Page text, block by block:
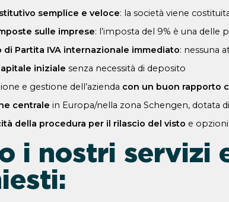
semplice e veloce: la società viene
sulle imprese: l’imposta del 9% è una delle
di Partita IVA internazionale immediato: nessuna
inizialesenza necessità di deposito
e gestione dell’azienda con un buon rapporto
centralein Europa/nella zona Schengen, dotata
della procedura per il rilascio del visto e opzioni
i nostri servizi